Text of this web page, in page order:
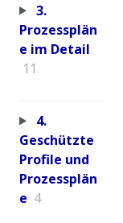
3.
Prozessplän
e im Detail
11
4.
Geschützte
Profile und
Prozessplän
e 4